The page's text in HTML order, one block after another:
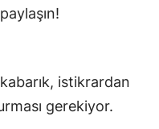
istikrardan
gerekiyor.